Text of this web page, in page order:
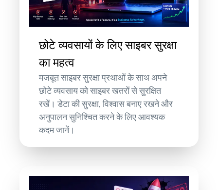
छोटे व्यवसायों के लिए साइबर सुरक्षा
का महत्व
मजबूत साइबर सुरक्षा प्रथाओं के साथ अपने
छोटे व्यवसाय को साइबर खतरों से सुरक्षित
रखें। डेटा की सुरक्षा, विश्वास बनाए रखने और
अनुपालन सुनिश्चित करने के लिए आवश्यक
कदम जानें।